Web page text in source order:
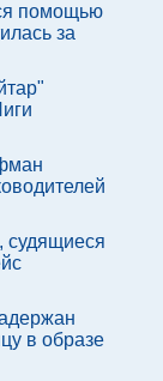
помощью
за
судящиеся
в образе